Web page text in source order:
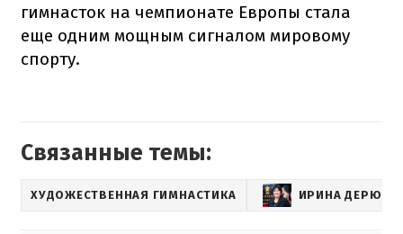
гимнасток на чемпионате Европы стала
еще одним мощным сигналом мировому
спорту.
Связанные темы:
ХУДОЖЕСТВЕННАЯ ГИМНАСТИКА ИРИНА